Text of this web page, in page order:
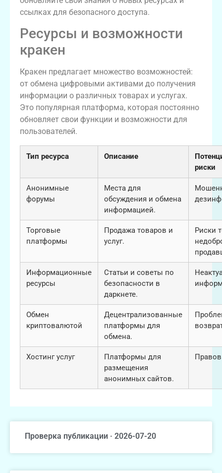
ссылках для безопасного доступа.
Ресурсы и возможности
кракен
Кракен предлагает множество возможностей:
от обмена цифровыми активами до получения
информации о различных товарах и услугах.
Это популярная платформа, которая постоянно
обновляет свои функции и возможности для
пользователей.
Тип ресурса Описание
риски
Анонимные
форумы
Места для
обсуждения и обмена
информацией.
Торговые
платформы
Продажа товаров и
услуг.
Риски
Информационные
ресурсы
Статьи и советы по
безопасности в
даркнете.
Обмен
криптовалютой
Децентрализованные
платформы для
обмена.
Хостинг услуг
Платформы для
размещения
анонимных сайтов.
Проверка публикации · 2026-07-20